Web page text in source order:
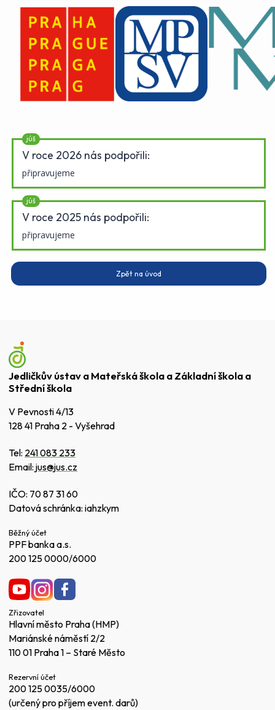
júš
V roce 2026 nás podpořili:
připravujeme
júš
V roce 2025 nás podpořili:
připravujeme
Zpět na úvod
Jedličkův ústav a Mateřská škola a Základní škola a
Střední škola
V Pevnosti 4/13
128 41 Praha 2 - Vyšehrad
Tel: 241 083 233
Email: jus@jus.cz
IČO: 70 87 31 60
Datová schránka: iahzkym
Běžný účet
PPF banka a.s.
200 125 0000/6000
Zřizovatel
Hlavní město Praha (HMP)
Mariánské náměstí 2/2
110 01 Praha 1 – Staré Město
Rezervní účet
200 125 0035/6000
(určený pro příjem event. darů)